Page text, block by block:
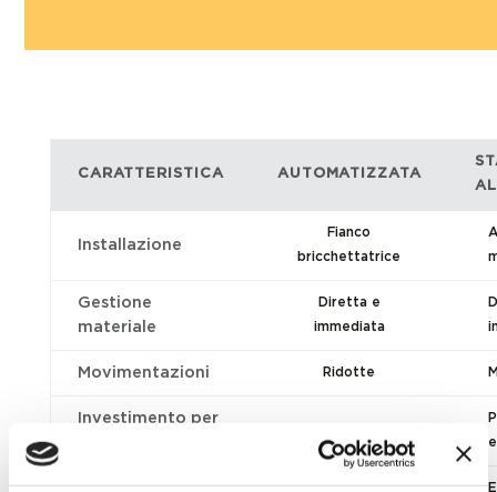
CARATTERISTICA AUTOMATIZZATA
Installazione
Fianco
bricchettatrice
Gestione
materiale
Diretta e
immediata
Movimentazioni Ridotte
Investimento per
Automazione Elevata